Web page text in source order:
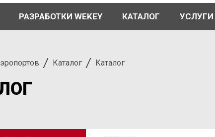
РАЗРАБОТКИ WEKEY КАТАЛОГ УСЛУГИ
Каталог Каталог